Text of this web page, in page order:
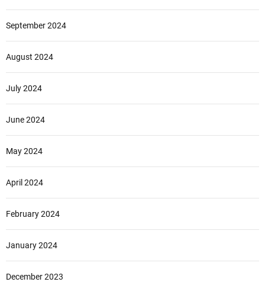
September 2024
August 2024
July 2024
June 2024
May 2024
April 2024
February 2024
January 2024
December 2023